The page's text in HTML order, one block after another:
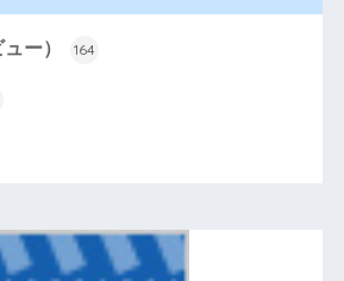
ー） 164